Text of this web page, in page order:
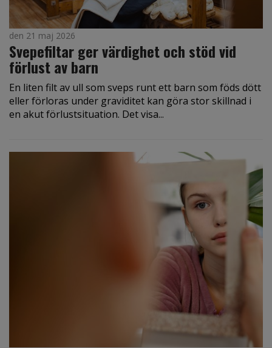
den 21 maj 2026
Svepefiltar ger värdighet och stöd vid
förlust av barn
En liten filt av ull som sveps runt ett barn som föds dött
eller förloras under graviditet kan göra stor skillnad i
en akut förlustsituation. Det visa...